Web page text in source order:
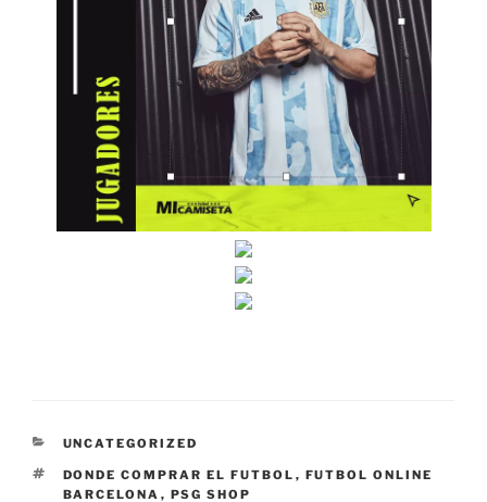
CATEGORÍAS
UNCATEGORIZED
ETIQUETAS
DONDE COMPRAR EL FUTBOL , FUTBOL ONLINE
BARCELONA , PSG SHOP